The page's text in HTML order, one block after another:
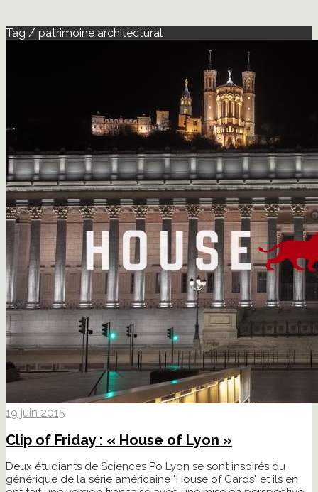
Tag / patrimoine architectural
19 juin 2015
Clip of Friday : « House of Lyon »
Deux étudiants de Sciences Po Lyon se sont inspirés du
générique de la série américaine "House of Cards" et ils en